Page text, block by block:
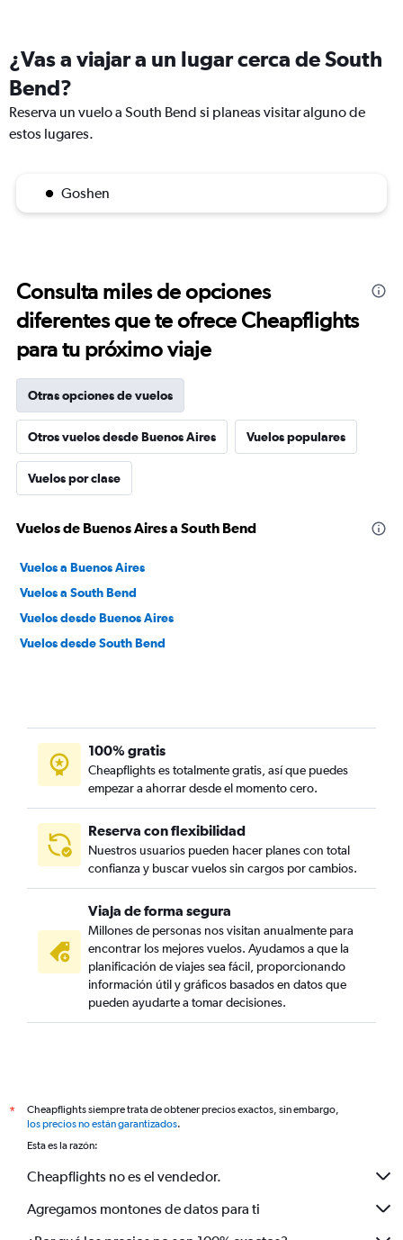
¿Vas a viajar a un lugar cerca de South
Bend?
Reserva un vuelo a South Bend si planeas visitar alguno de
estos lugares.
Goshen
Consulta miles de opciones
diferentes que te ofrece Cheapflights
para tu próximo viaje
Otras opciones de vuelos
Otros vuelos desde Buenos Aires Vuelos populares
Vuelos por clase
Vuelos de Buenos Aires a South Bend
Vuelos a Buenos Aires
Vuelos a South Bend
Vuelos desde Buenos Aires
Vuelos desde South Bend
100% gratis
Cheapflights es totalmente gratis, así que puedes
empezar a ahorrar desde el momento cero.
Reserva con flexibilidad
Nuestros usuarios pueden hacer planes con total
confianza y buscar vuelos sin cargos por cambios.
Viaja de forma segura
Millones de personas nos visitan anualmente para
encontrar los mejores vuelos. Ayudamos a que la
planificación de viajes sea fácil, proporcionando
información útil y gráficos basados en datos que
pueden ayudarte a tomar decisiones.
*
Cheapflights siempre trata de obtener precios exactos, sin embargo,
los precios no están garantizados.
Esta es la razón:
Cheapflights no es el vendedor.
Agregamos montones de datos para ti